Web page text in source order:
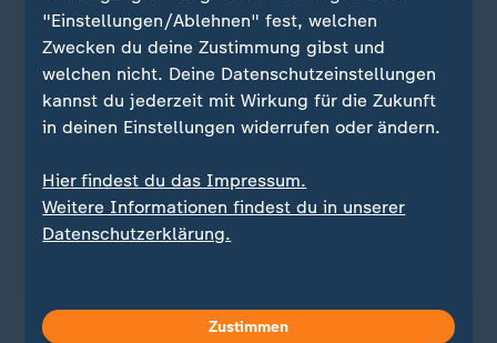
Wie der Krieg in Nahost deutsche
Landwirte belastet
Viele Landwirte in Deutschland kämpfen mit den
Folgen des Iran-Kriegs. Nicht nur die hohen
Spritpreise bereiten ihnen Probleme, sondern auch
gestiegene Kosten bei Düngemitteln.
"Einstellungen/Ablehnen" fest, welchen
Zwecken du deine Zustimmung gibst und
welchen nicht. Deine Datenschutzeinstellungen
kannst du jederzeit mit Wirkung für die Zukunft
in deinen Einstellungen widerrufen oder ändern.
Hier findest du das Impressum.
Weitere Informationen findest du in unserer
Datenschutzerklärung.
Zustimmen